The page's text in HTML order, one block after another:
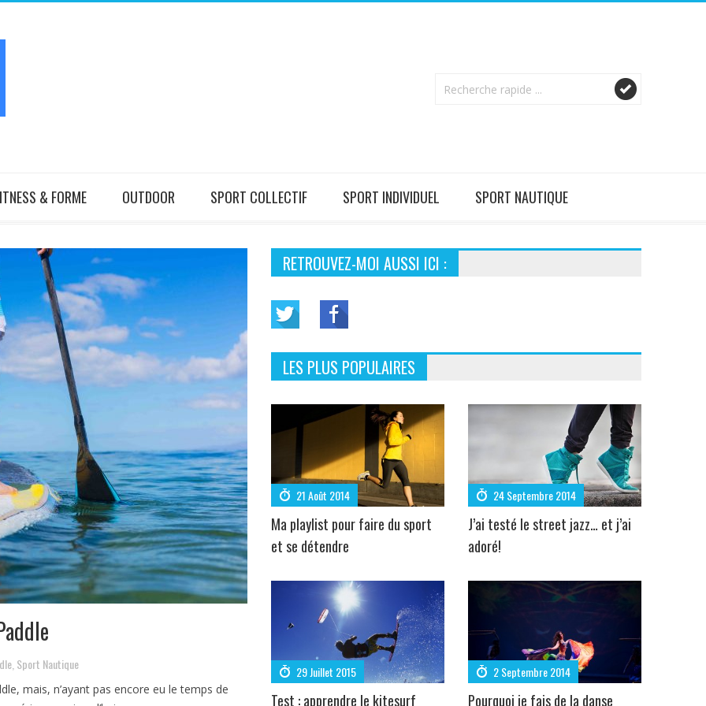
& FORME OUTDOOR SPORT COLLECTIF SPORT INDIVIDUEL SPORT NAUTIQUE
Sport Nautique
mais, n’ayant pas encore eu le temps de
RETROUVEZ-MOI AUSSI ICI :
LES PLUS POPULAIRES
21 Août 2014
Ma playlist pour faire du sport
et se détendre
29 Juillet 2015
Test : apprendre le kitesurf
24 Septembre 2014
J’ai testé le street jazz… et j’ai
adoré!
2 Septembre 2014
Pourquoi je fais de la danse